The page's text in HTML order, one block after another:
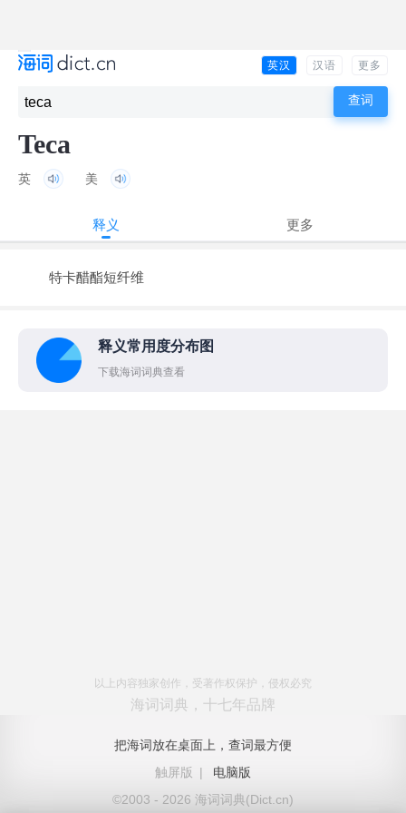
英汉 汉语 更多
Teca
英 美
释义 更多
特卡醋酯短纤维
释义常用度分布图
下载海词词典查看
以上内容独家创作，受著作权保护，侵权必究
海词词典，十七年品牌
把海词放在桌面上，查词最方便
触屏版
|
电脑版
©2003 - 2026 海词词典(Dict.cn)